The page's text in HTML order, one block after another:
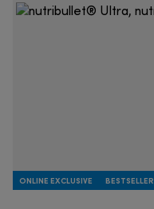
ONLINE EXCLUSIVE BESTSELLER